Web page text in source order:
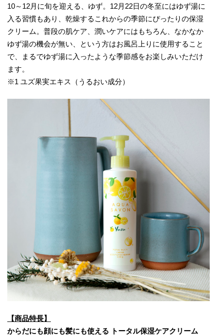
10～12月に旬を迎える、ゆず。12月22日の冬至にはゆず湯に
入る習慣もあり、乾燥するこれからの季節にぴったりの保湿
クリーム。普段の肌ケア、潤いケアにはもちろん、なかなか
ゆず湯の機会が無い、という方はお風呂上りに使用すること
で、まるでゆず湯に入ったような季節感をお楽しみいただけ
ます。
※1 ユズ果実エキス（うるおい成分）
【商品特長】
からだにも顔にも髪にも使える トータル保湿ケアクリーム